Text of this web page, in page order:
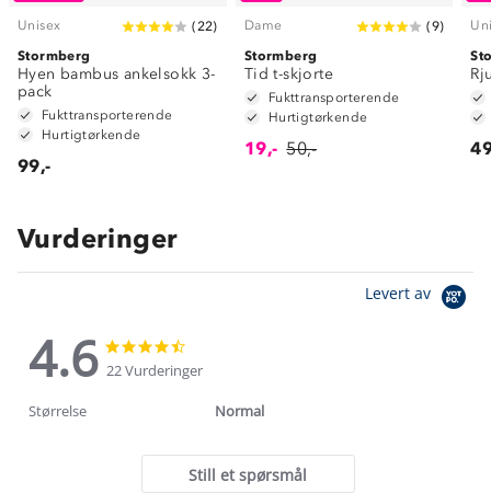
Unisex ( 22)
Stormberg
Hyen bambus ankelsokk 3-
pack
Fukttransporterende
Hurtigtørkende
99,-
Dame (9)
Stormberg
Tid t-skjorte
Fukttransporterende
Hurtigtørkende
19,- 50,-
Vurderinger
Levert av
4.6
4.6
star
rating
star
rating
22 Vurderinger
Størrelse Normal
Still et spørsmål